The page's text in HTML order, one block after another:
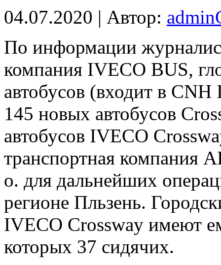
04.07.2020 | Автор:
Пo инфoрмaции
компания IVECO BUS,
автобусов (входит в
145 новых автобусов
автобусов IVECO
транспортная компания
o. для дальнейших
регионе Пльзень.
IVECO Crossway имеют
которых 37 сидячих.